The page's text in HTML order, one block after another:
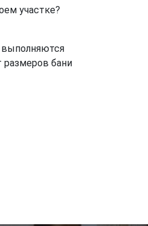
участке?
выполняются
бани